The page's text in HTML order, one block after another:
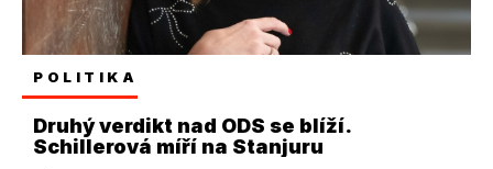
POLITIKA
Druhý verdikt nad ODS se blíží.
Schillerová míří na Stanjuru